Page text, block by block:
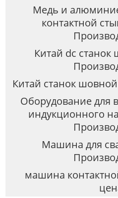
Медь и
контактной
Китай dc станок
Китай станок
Оборудование для
индукционного
Машина для
машина